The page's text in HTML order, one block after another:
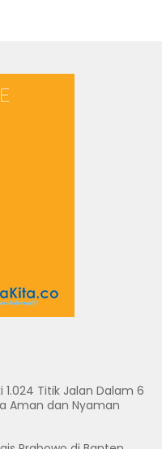
Titik Jalan Dalam 6
Aman dan Nyaman